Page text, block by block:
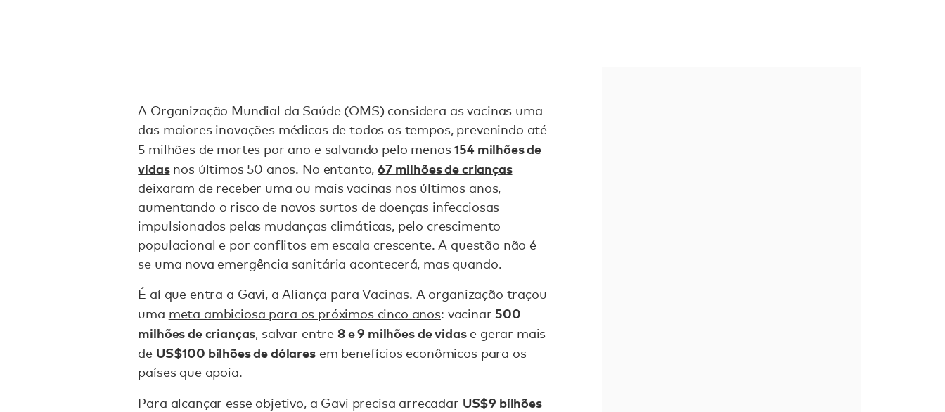
A Organização Mundial da Saúde (OMS) considera as vacinas uma
das maiores inovações médicas de todos os tempos, prevenindo até
5 milhões de mortes por ano e salvando pelo menos154 milhões de
vidasnos últimos 50 anos. No entanto,67 milhões de crianças
deixaram de receber uma ou mais vacinas nos últimos anos,
aumentando o risco de novos surtos de doenças infecciosas
impulsionados pelas mudanças climáticas, pelo crescimento
populacional e por conflitos em escala crescente. A questão não é
se uma nova emergência sanitária acontecerá, mas quando.
É aí que entra a Gavi, a Aliança para Vacinas. A organização traçou
uma meta ambiciosa para os próximos cinco anos: vacinar500
milhões de crianças, salvar entre 8 e 9 milhões de vidase gerar mais
de US$100 bilhões de dólaresem benefícios econômicos para os
países que apoia.
Para alcançar esse objetivo, a Gavi precisa arrecadar US$9 bilhões